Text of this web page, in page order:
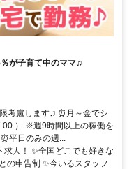
が子育て中のママ♫
考慮します♫ ⏰月～金でシ
） ※週9時間以上の稼働を
平日のみの週...
人！ ✨全国どこでも好きな
の申告制 ✨今いるスタッフ